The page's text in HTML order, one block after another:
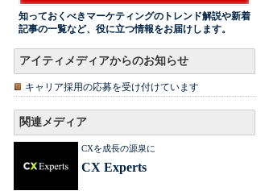
知っておくべきマーケティングのトレンド解説や新着
記事の一覧など、役に立つ情報をお届けします。
アイティメディアからのお知らせ
キャリア採用の応募を受け付けています
関連メディア
CXを成長の源泉に
CX Experts